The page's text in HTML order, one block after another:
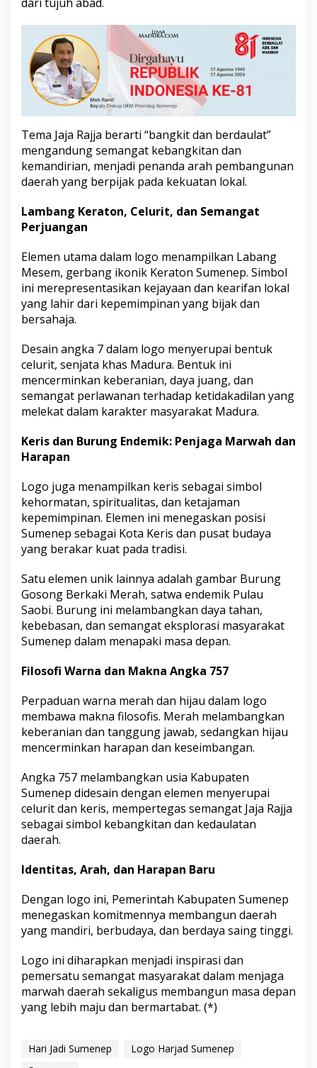
k
y
Tema Jaja Rajja berarti “bangkit dan berdaulat”
mengandung semangat kebangkitan dan
kemandirian, menjadi penanda arah pembangunan
daerah yang berpijak pada kekuatan lokal.
Lambang Keraton, Celurit, dan Semangat
Perjuangan
Elemen utama dalam logo menampilkan Labang
Mesem, gerbang ikonik Keraton Sumenep. Simbol
ini merepresentasikan kejayaan dan kearifan lokal
yang lahir dari kepemimpinan yang bijak dan
bersahaja.
Desain angka 7 dalam logo menyerupai bentuk
celurit, senjata khas Madura. Bentuk ini
mencerminkan keberanian, daya juang, dan
semangat perlawanan terhadap ketidakadilan yang
melekat dalam karakter masyarakat Madura.
Keris dan Burung Endemik: Penjaga Marwah dan
Harapan
Logo juga menampilkan keris sebagai simbol
kehormatan, spiritualitas, dan ketajaman
kepemimpinan. Elemen ini menegaskan posisi
Sumenep sebagai Kota Keris dan pusat budaya
yang berakar kuat pada tradisi.
Satu elemen unik lainnya adalah gambar Burung
Gosong Berkaki Merah, satwa endemik Pulau
Saobi. Burung ini melambangkan daya tahan,
kebebasan, dan semangat eksplorasi masyarakat
Sumenep dalam menapaki masa depan.
Filosofi Warna dan Makna Angka 757
Perpaduan warna merah dan hijau dalam logo
membawa makna filosofis. Merah melambangkan
keberanian dan tanggung jawab, sedangkan hijau
mencerminkan harapan dan keseimbangan.
Angka 757 melambangkan usia Kabupaten
Sumenep didesain dengan elemen menyerupai
celurit dan keris, mempertegas semangat Jaja Rajja
sebagai simbol kebangkitan dan kedaulatan
daerah.
Identitas, Arah, dan Harapan Baru
Dengan logo ini, Pemerintah Kabupaten Sumenep
menegaskan komitmennya membangun daerah
yang mandiri, berbudaya, dan berdaya saing tinggi.
Logo ini diharapkan menjadi inspirasi dan
pemersatu semangat masyarakat dalam menjaga
marwah daerah sekaligus membangun masa depan
yang lebih maju dan bermartabat. (*)
Hari Jadi Sumenep
Logo Harjad Sumenep